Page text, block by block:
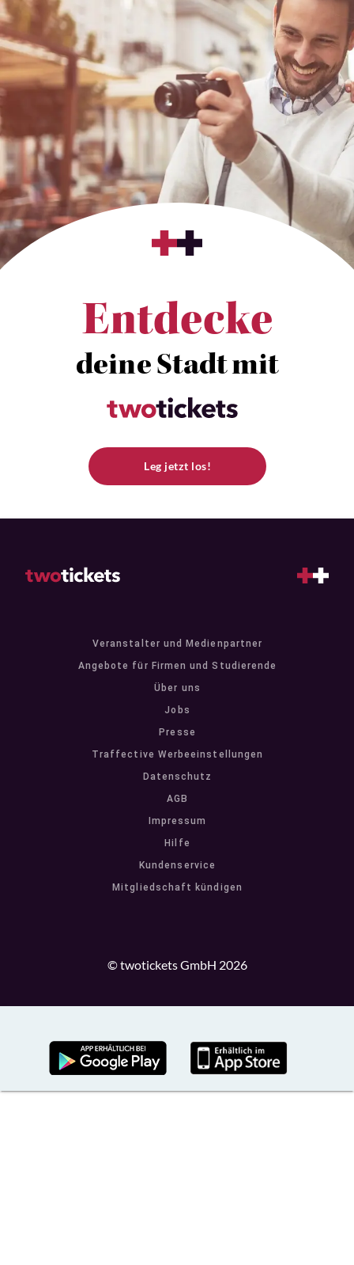
Entdecke
deine Stadt mit
Leg jetzt los!
Veranstalter und Medienpartner
Angebote für Firmen und Studierende
Über uns
Jobs
Presse
Traffective Werbeeinstellungen
Datenschutz
AGB
Impressum
Hilfe
Kundenservice
Mitgliedschaft kündigen
© twotickets GmbH 2026